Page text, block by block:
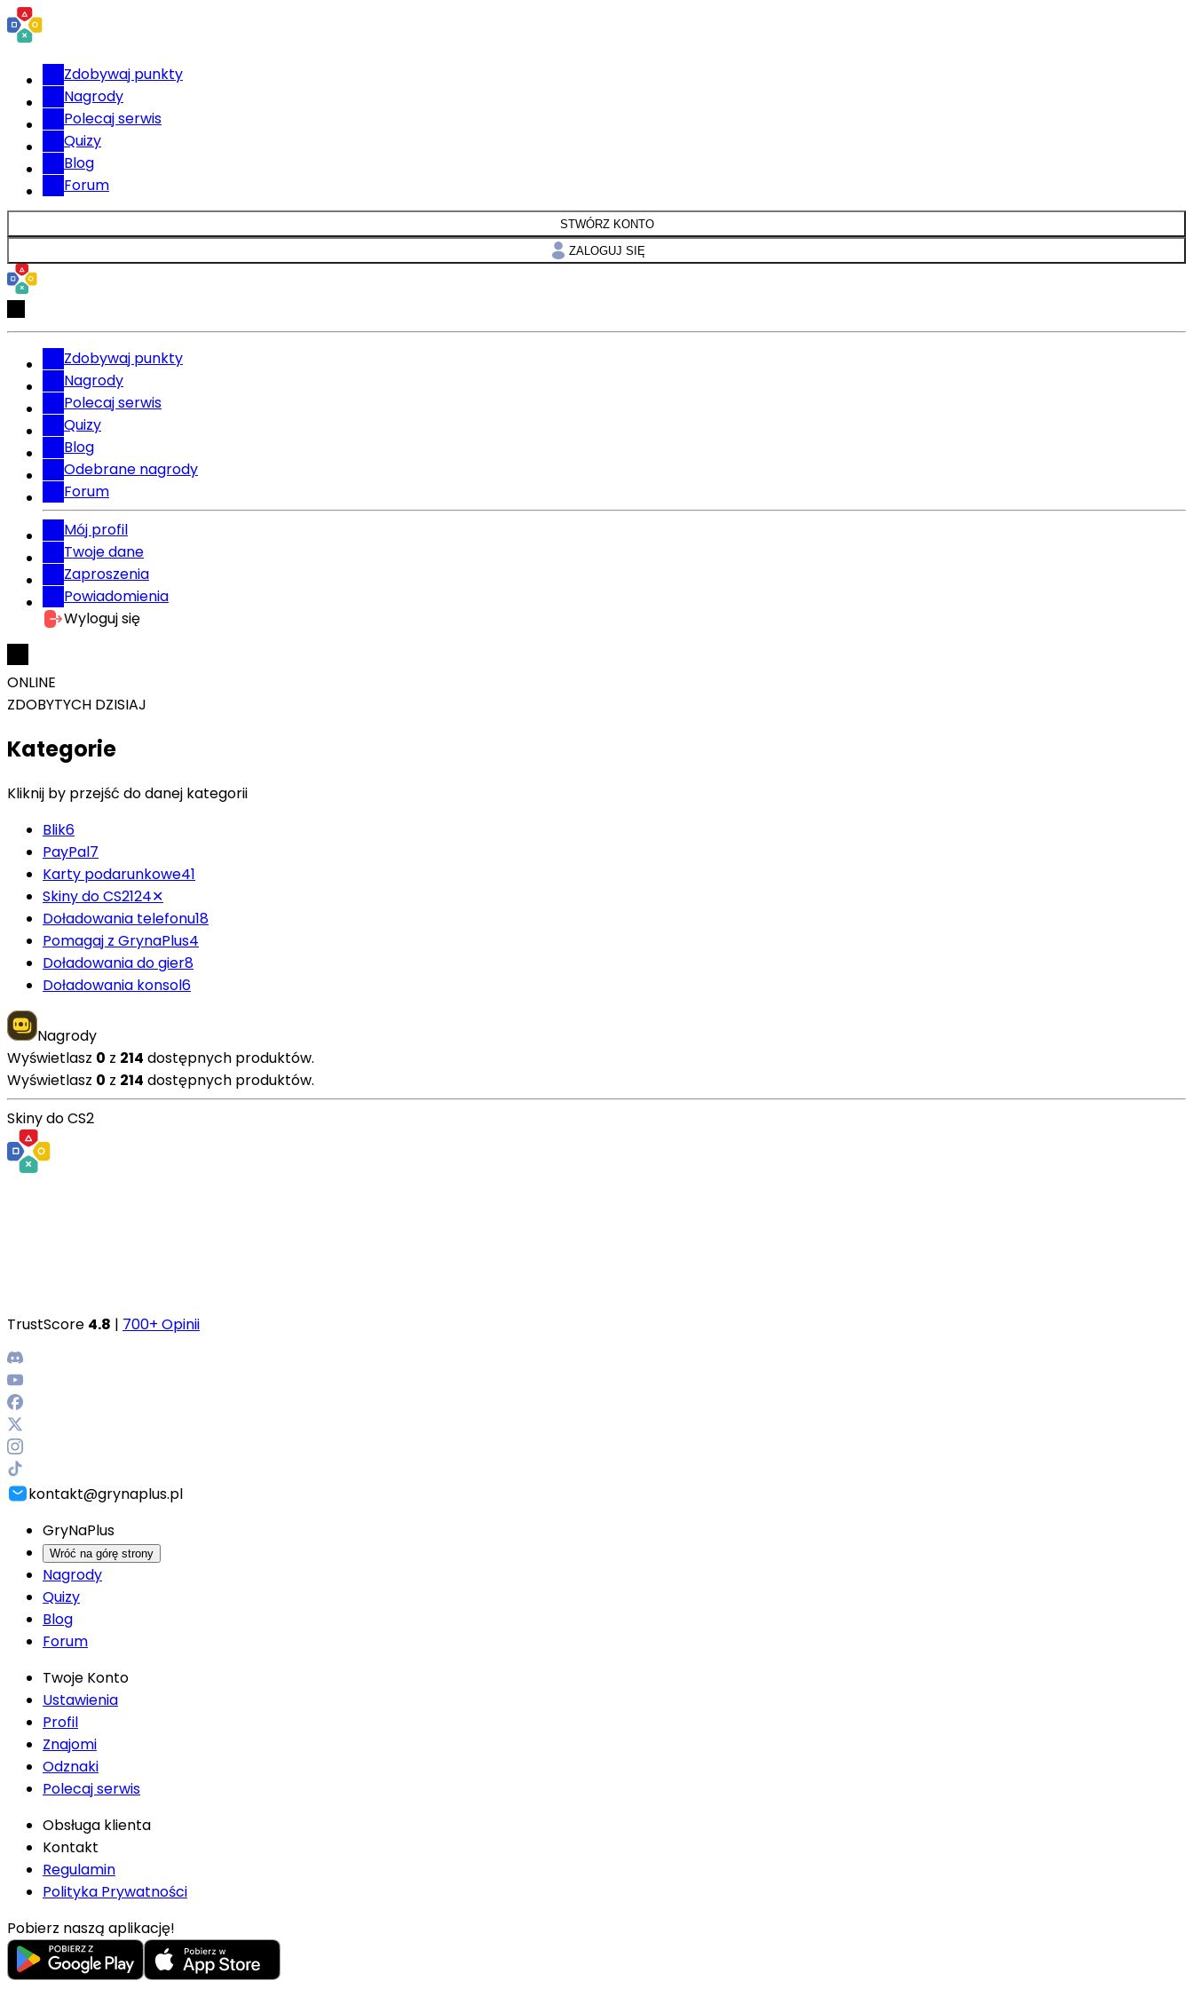
Zdobywaj punkty
Nagrody
Polecaj serwis
Quizy
Blog
Forum
STWÓRZ KONTO
ZALOGUJ SIĘ
Zdobywaj punkty
Nagrody
Polecaj serwis
Quizy
Blog
Odebrane nagrody
Forum
Mój profil
Twoje dane
Zaproszenia
Powiadomienia
Wyloguj się
ONLINE
ZDOBYTYCH DZISIAJ
Kategorie
Kliknij by przejść do danej kategorii
Blik6
PayPal7
Karty podarunkowe41
Skiny do CS2124✕
Doładowania telefonu18
Pomagaj z GrynaPlus4
Doładowania do gier8
Doładowania konsol6
Nagrody
Wyświetlasz 0 z 214 dostępnych produktów.
Wyświetlasz 0 z 214 dostępnych produktów.
Skiny do CS2
TrustScore 4.8 | 700+ Opinii
kontakt@grynaplus.pl
GryNaPlus
Wróć na górę strony
Nagrody
Quizy
Blog
Forum
Twoje Konto
Ustawienia
Profil
Znajomi
Odznaki
Polecaj serwis
Obsługa klienta
Kontakt
Regulamin
Polityka Prywatności
Pobierz naszą aplikację!